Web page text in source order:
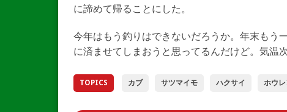
に諦めて帰ることにした。
今年はもう釣りはできないだろうか。年末もう
に済ませてしまおうと思ってるんだけど。気温次
TOPICS カブ サツマイモ ハクサイ ホウ